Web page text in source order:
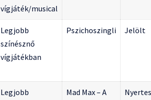
vígjáték/musical
Legjobb
színésznő
vígjátékban
Pszichoszingli Jelölt
Legjobb
Mad Max – A
Nyertes